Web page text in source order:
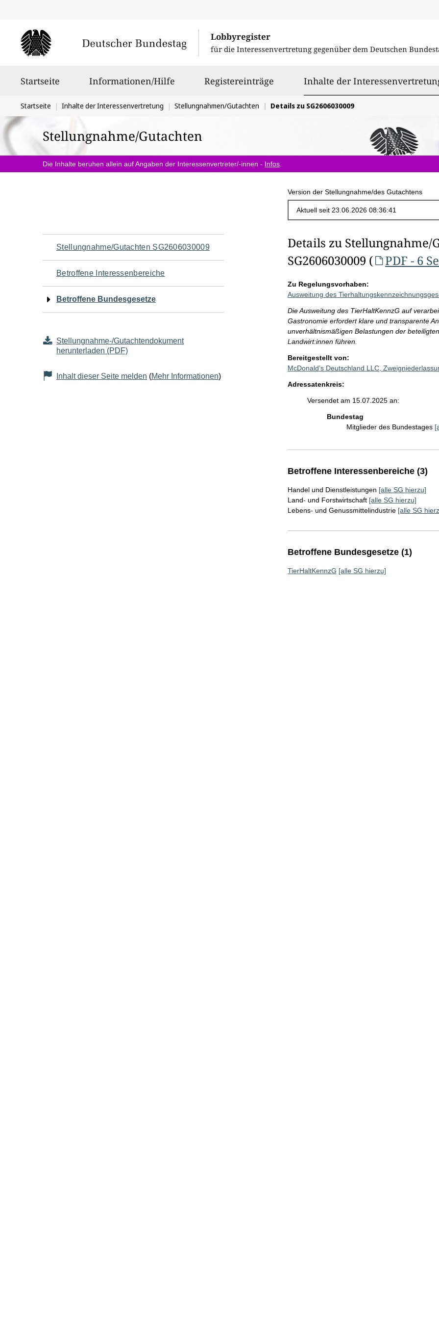
Lobbyregister
für die Interessenvertretung gegenüber dem Deutschen
Startseite Informationen/Hilfe Registereinträge Inhalte der
Sie
befinden
sich
hier:
Startseite Inhalte der Interessenvertretung Stellungnahmen/Gutachten Details zu SG2606030009
Stellungnahme/Gutachten
Die Inhalte beruhen allein auf Angaben der Interessenvertreter/-innen - Infos
Version der Stellungnahme/des Gutachtens
Navigation
für
den
Seiteninhalt
Stellungnahme/Gutachten SG2606030009
Betroffene Interessenbereiche
Betroffene Bundesgesetze
Stellungnahme-/Gutachtendokument
herunterladen (PDF)
Inhalt dieser Seite melden (Mehr Informationen)
Details zu Stellungnahme/
SG2606030009 (
PDF - 6
Zu Regelungsvorhaben:
Ausweitung des
Die Ausweitung des TierHaltKennzG auf
Gastronomie erfordert klare und transparente
unverhältnismäßigen Belastungen der
Landwirt:innen führen.
Bereitgestellt von:
McDonald’s Deutschland LLC,
Adressatenkreis:
Versendet am 15.07.2025 an:
Bundestag
Mitglieder des Bundestages
Betroffene Interessenbereiche (3)
Handel und Dienstleistungen [alle SG hierzu]
Land- und Forstwirtschaft [alle SG hierzu]
Lebens- und Genussmittelindustrie [alle SG
Betroffene Bundesgesetze (1)
TierHaltKennzG [alle SG hierzu]